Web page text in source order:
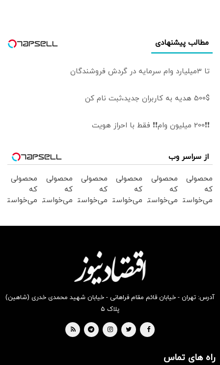
مطالب پیشنهادی
تا 3میلیارد وام سرمایه در گردش فروشندگان
500$ هدیه به کاربران جدید،ثبت نام کن
❗❗200 میلیون وام❗❗ فقط با احراز هویت
از سراسر وب
محصولی
که
می‌خواستی
محصولی
که
می‌خواستی
محصولی
که
می‌خواستی
بخر !
محصولی
که
می‌خواستی
بخر !
محصولی
که
می‌خواستی
محصولی
که
می‌خواستی
آدرس: تهران - خیابان قائم مقام فراهانی - خیابان شهید محمدی خدری (شاهین)
پلاک ۵
راه های تماس